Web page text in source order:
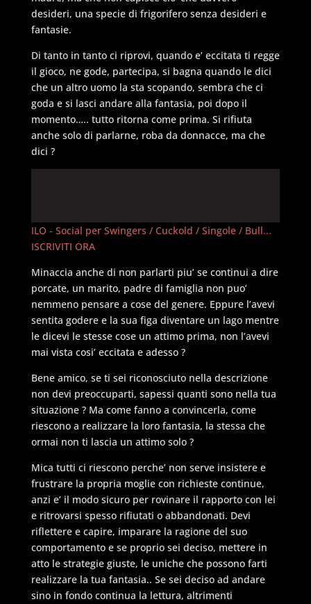
desideri, una specie di frigorifero senza desideri e
fantasie.
Di tanto in tanto ci riprovi, quando e’ eccitata ti regge
il gioco, ne gode, partecipa, si bagna quando le dici
che un altro uomo la sta scopando, sembra che ci
goda e si lasci andare alla fantasia, poi dopo il
momento….. tutto ritorna come prima. Si rifiuta
anche solo di parlarne, roba da donnacce, ma che
dici ?
ILO - Social per Swingers / Cuckold / Singole / Bull...
ISCRIVITI ORA
Minaccia anche di non parlarti piu’ se continui a dire
porcate, un marito, padre di famiglia non puo’
nemmeno pensare a cose del genere. Eppure l’avevi
sentita godere e la sua figa diventare un lago mentre
le dicevi le stesse cose un attimo prima, non l’avevi
mai vista cosi’ eccitata e adesso ?
Bene amico, se ti sei riconosciuto nella descrizione
non devi preoccuparti, sapessi quanti sono nella tua
situazione ? Ma come fanno a convincerla, come
riescono a realizzare la loro fantasia, la stessa che
ormai non ti lascia un attimo solo ?
Mica tutti ci riescono perche’ non serve insistere e
frustrare la propria moglie con richieste continue,
anzi e’ il modo sicuro per rovinare il rapporto con lei
e ritrovarsi spesso rifiutati o abbandonati. Devi
riflettere e capire, imparare la ragione del suo
comportamento e se proprio sei deciso, mettere in
atto le strategie giuste, le uniche che possono farti
realizzare la tua fantasia.. Se sei deciso ad andare
sino in fondo continua la lettura, altrimenti